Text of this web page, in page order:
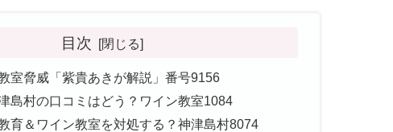
目次
室脅威「紫貴あきが解説」番号9156
島村の口コミはどう？ワイン教室1084
育＆ワイン教室を対処する？神津島村8074